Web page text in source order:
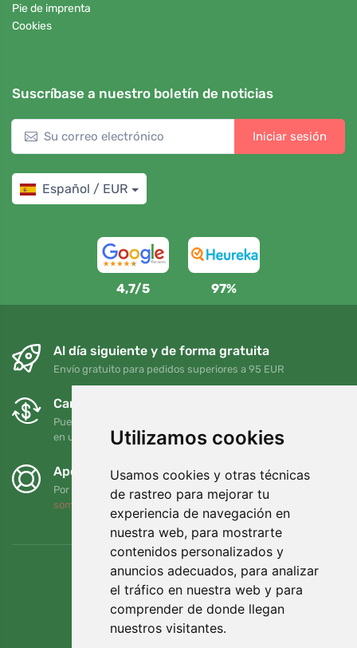
Utilizamos cookies
Usamos cookies y otras técnicas
de rastreo para mejorar tu
experiencia de navegación en
nuestra web, para mostrarte
contenidos personalizados y
anuncios adecuados, para analizar
el tráfico en nuestra web y para
comprender de donde llegan
nuestros visitantes.
Pie de imprenta
Cookies
Suscríbase a nuestro boletín de noticias
Iniciar sesión
Español / EUR
4,7/5 97%
Al día siguiente y de forma gratuita
Envío gratuito para pedidos superiores a 95 EUR
Cambios y devoluciones gratuitos
Puede devolver o cambiar su pedido en cualquier momento
en un plazo de 90 días
Apoyamos a Trees.org
Por cada pedido plantamos un árbol. Leer más
somos